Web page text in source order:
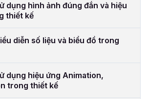
dụng hình ảnh đúng đắn và hiệu
thiết kế
diễn số liệu và biểu đồ trong
dụng hiệu ứng Animation,
trong thiết kế